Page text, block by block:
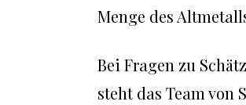
Menge des
Bei Fragen zu
steht das Team